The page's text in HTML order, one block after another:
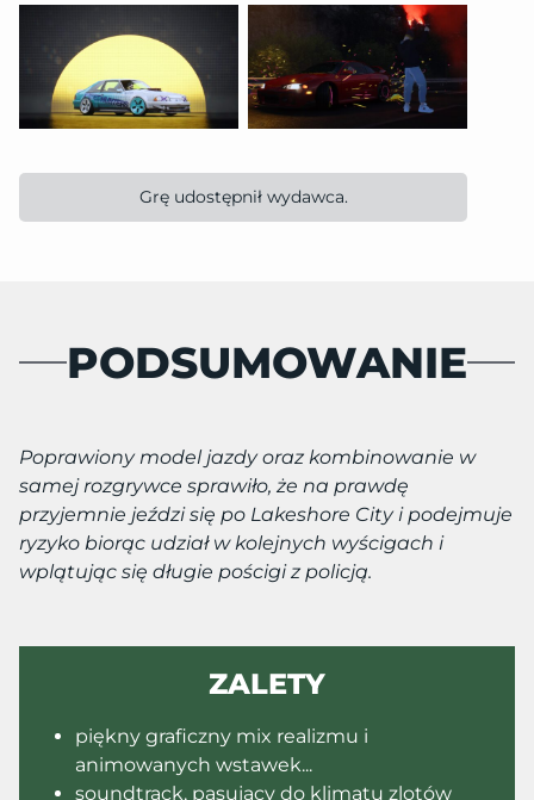
Grę udostępnił wydawca.
PODSUMOWANIE
Poprawiony model jazdy oraz kombinowanie w
samej rozgrywce sprawiło, że na prawdę
przyjemnie jeździ się po Lakeshore City i podejmuje
ryzyko biorąc udział w kolejnych wyścigach i
wplątując się długie pościgi z policją.
ZALETY
piękny graficzny mix realizmu i
animowanych wstawek...
soundtrack, pasujący do klimatu zlotów